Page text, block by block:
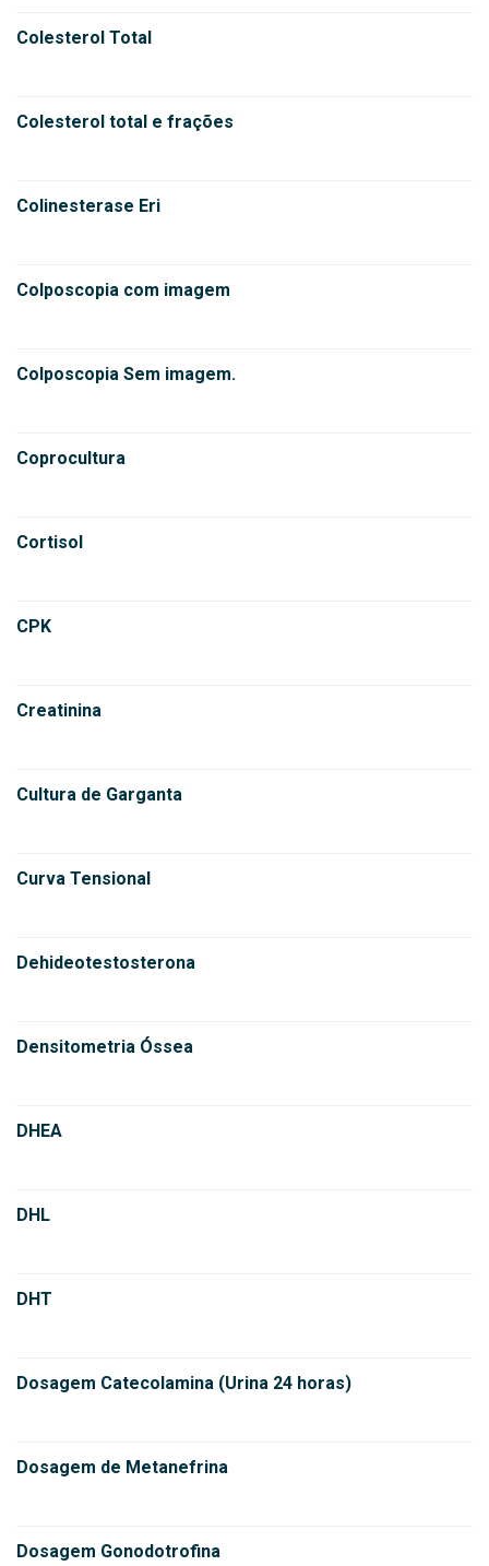
Colesterol Total
Colesterol total e frações
Colinesterase Eri
Colposcopia com imagem
Colposcopia Sem imagem.
Coprocultura
Cortisol
CPK
Creatinina
Cultura de Garganta
Curva Tensional
Dehideotestosterona
Densitometria Óssea
DHEA
DHL
DHT
Dosagem Catecolamina (Urina 24 horas)
Dosagem de Metanefrina
Dosagem Gonodotrofina